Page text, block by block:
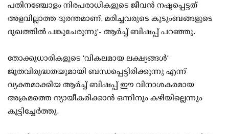
പതിനഞ്ചോളം നിരപരാധികളുടെ ജീവൻ നഷ്ടപ്പെട്ടത്
അളവില്ലാത്ത ദുരന്തമാണ്. മരിച്ചവരുടെ കുടുംബങ്ങളുടെ
ദുഖത്തിൽ പങ്കുചേരുന്നു'- ആർച്ച് ബിഷപ്പ് പറഞ്ഞു.
തോക്കുധാരികളുടെ 'വികലമായ ലക്ഷ്യങ്ങൾ'
ജൂതവിരുദ്ധതയുമായി ബന്ധപ്പെട്ടിരിക്കുന്നു എന്ന്
വ്യക്തമാക്കിയ ആർച്ച് ബിഷപ്പ് ഈ വിനാശകരമായ
അക്രമത്തെ ന്യായീകരിക്കാൻ ഒന്നിനും കഴിയില്ലെന്നും
കൂട്ടിച്ചേർത്തു.